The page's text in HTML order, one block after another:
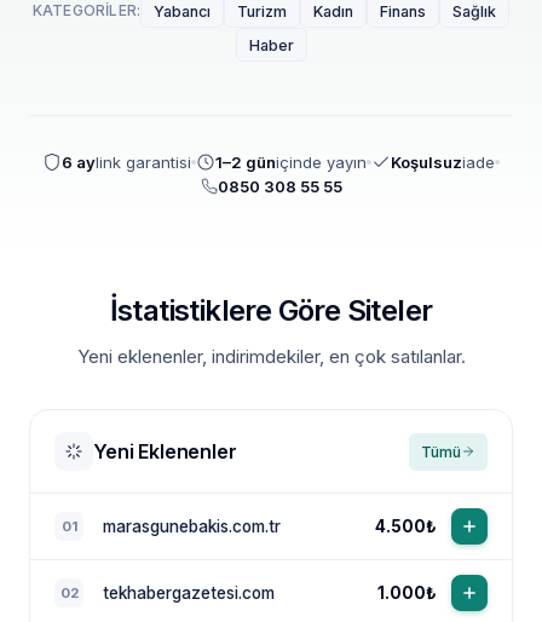
KATEGORILER: Yabancı Turizm Kadın Finans
Sağlık
Haber
6 aylink garantisi 1–2 güniçinde yayın Koşulsuziade
0850 308 55 55
İstatistiklere Göre Siteler
Yeni eklenenler, indirimdekiler, en çok satılanlar.
Yeni Eklenenler Tümü
01 marasgunebakis.com.tr 4.500₺
02 tekhabergazetesi.com 1.000₺
NewsTanıtım AI Asistan